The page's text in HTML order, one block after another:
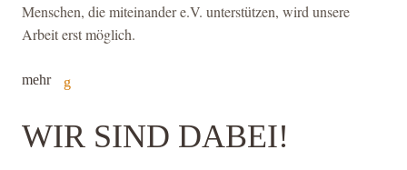
Menschen, die miteinander e.V. unterstützen, wird unsere
Arbeit erst möglich.
mehr
WIR SIND DABEI!